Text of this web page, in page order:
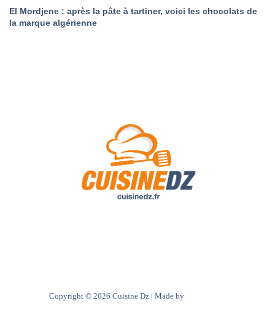
El Mordjene : après la pâte à tartiner, voici les chocolats de
la marque algérienne
Copyright © 2026 Cuisine Dz | Made by